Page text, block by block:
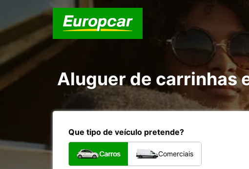
Aluguer de carrinhas
Que tipo de veículo pretende?
Carros Comerciais